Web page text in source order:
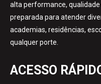
alta performance, qualidade
preparada para atender
academias, residências,
qualquer porte.
ACESSO